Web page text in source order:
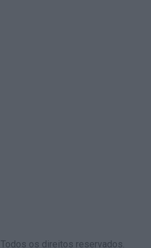
Todos os direitos reservados.